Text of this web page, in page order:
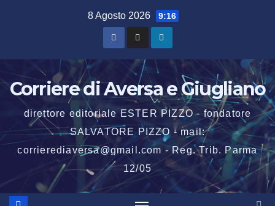
8 Agosto 2026 9:16
Corriere di Aversa e Giugliano
direttore editoriale ESTER PIZZO - fondatore
SALVATORE PIZZO - mail:
corrierediaversa@gmail.com - Reg. Trib. Parma
12/05